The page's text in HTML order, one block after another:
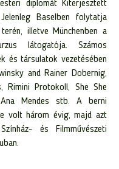
diplomát Kiterjesztett
Baselben folytatja
illetve Münchenben a
látogatója. Számos
és társulatok vezetésében
and Rainer Dobernig,
Rimini Protokoll, She She
Mendes stb. A berni
volt három évig, majd azt
és Filmművészeti